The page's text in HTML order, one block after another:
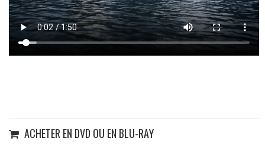
ACHETER EN DVD OU EN BLU-RAY